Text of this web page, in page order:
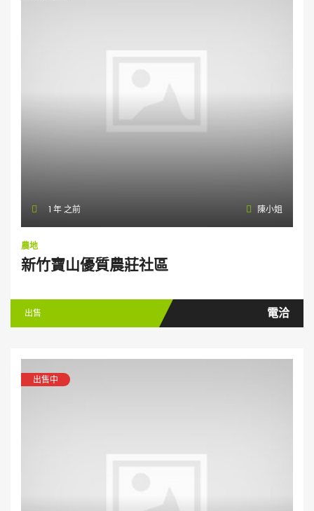
1 年 之前 陳小姐
農地
新竹寶山優質農莊社區
出售 電洽
出售中